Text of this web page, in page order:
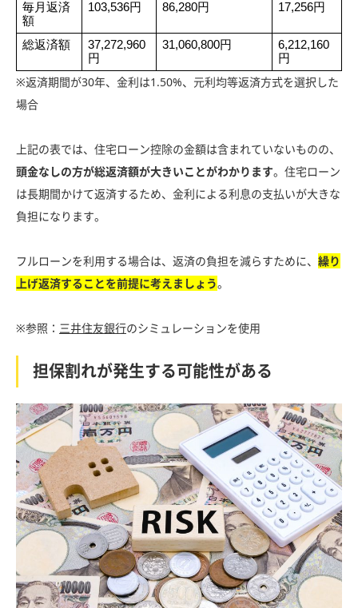
毎月返済
額
103,536円 86,280円 17,256円
総返済額
37,272,960
円
31,060,800円
6,212,160
円
※返済期間が30年、金利は1.50%、元利均等返済方式を選択した
場合
上記の表では、住宅ローン控除の金額は含まれていないものの、
頭金なしの方が総返済額が大きいことがわかります。住宅ローン
は長期間かけて返済するため、金利による利息の支払いが大きな
負担になります。
フルローンを利用する場合は、返済の負担を減らすために、 繰り
上げ返済することを前提に考えましょう。
※参照： 三井住友銀行のシミュレーションを使用
担保割れが発生する可能性がある